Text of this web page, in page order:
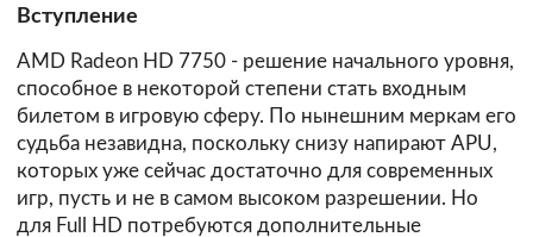
Вступление
AMD Radeon HD 7750 - решение начального уровня,
способное в некоторой степени стать входным
билетом в игровую сферу. По нынешним меркам его
судьба незавидна, поскольку снизу напирают APU,
которых уже сейчас достаточно для современных
игр, пусть и не в самом высоком разрешении. Но
для Full HD потребуются дополнительные